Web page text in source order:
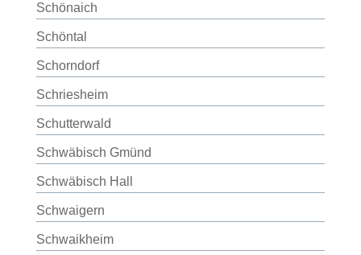
Schönaich
Schöntal
Schorndorf
Schriesheim
Schutterwald
Schwäbisch Gmünd
Schwäbisch Hall
Schwaigern
Schwaikheim